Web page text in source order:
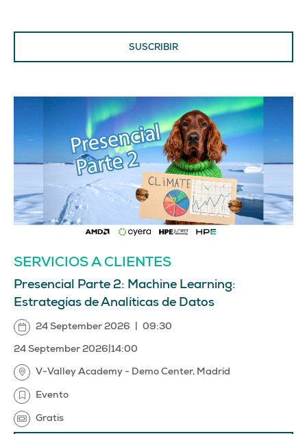
SUSCRIBIR
SERVICIOS A CLIENTES
Presencial Parte 2: Machine Learning:
Estrategías de Analíticas de Datos
24 September 2026 09:30
24 September 2026 14:00
V-Valley Academy - Demo Center, Madrid
Evento
Gratis